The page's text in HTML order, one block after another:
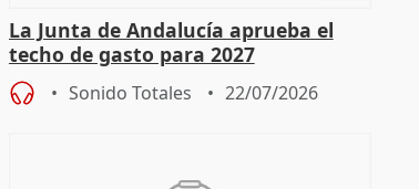
La Junta de Andalucía aprueba el
techo de gasto para 2027
Sonido Totales 22/07/2026